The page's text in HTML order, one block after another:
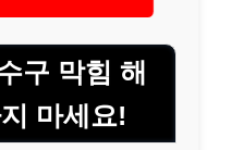
구 막힘 해
마세요!